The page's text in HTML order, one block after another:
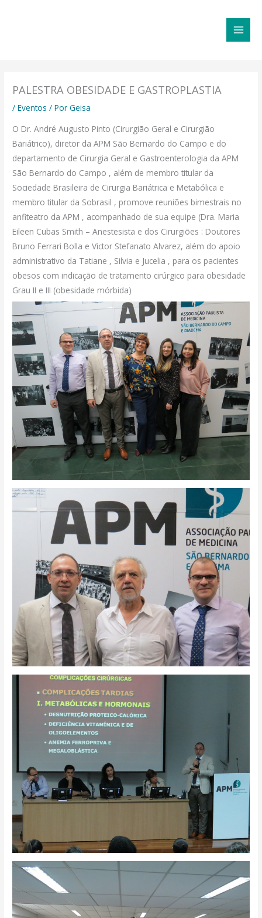
PALESTRA OBESIDADE E GASTROPLASTIA
/Eventos / PorGeisa
O Dr. André Augusto Pinto (Cirurgião Geral e Cirurgião
Bariátrico), diretor da APM São Bernardo do Campo e do
departamento de Cirurgia Geral e Gastroenterologia da APM
São Bernardo do Campo , além de membro titular da
Sociedade Brasileira de Cirurgia Bariátrica e Metabólica e
membro titular da Sobrasil , promove reuniões bimestrais no
anfiteatro da APM , acompanhado de sua equipe (Dra. Maria
Eileen Cubas Smith – Anestesista e dos Cirurgiões : Doutores
Bruno Ferrari Bolla e Victor Stefanato Alvarez, além do apoio
administrativo da Tatiane , Silvia e Jucelia , para os pacientes
obesos com indicação de tratamento cirúrgico para obesidade
Grau II e III (obesidade mórbida)